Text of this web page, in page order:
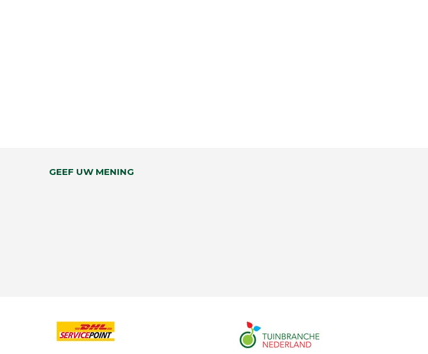
GEEF UW MENING